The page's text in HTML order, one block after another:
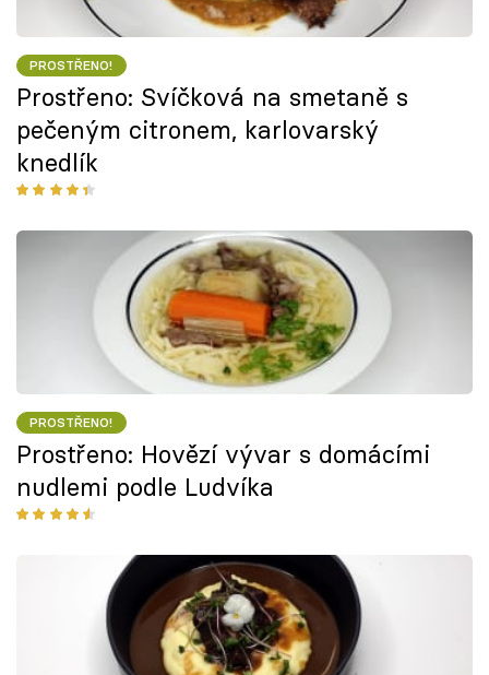
PROSTŘENO!
Prostřeno: Svíčková na smetaně s
pečeným citronem, karlovarský
knedlík
PROSTŘENO!
Prostřeno: Hovězí vývar s domácími
nudlemi podle Ludvíka